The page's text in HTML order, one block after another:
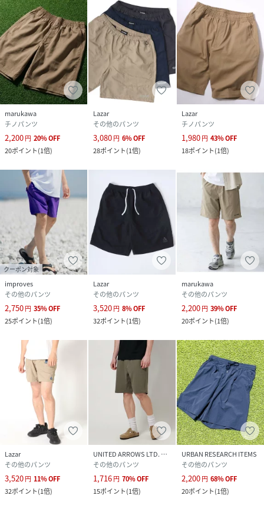
ル｡
ワンサイズアップのビッグシルエット､オーバーサイズで着
用すれば､旬なストリートスタイルに｡
■コーディネート
バレル･カーブパンツ､フレア･ブーツカットパンツ､ヴィンテ
ージ加工ワイドデニムパンツ､カーゴパンツ､ペインターパン
ツ､ベイカーパンツ､チノパン､スキニーパンツ､ナイロンパ
ンツ､スウェットパンツ､スラックスと共に､今期の人気アイ
テムとなるショートパンツ｡
レザージャケット､ミリタリージャケット､ワークジャケッ
Tシャツ､オンブレチェックシャツと合わた韓国系ストリート
スタイルはオススメ｡
トラックジャケット､コーチジャケット､スタジャン､ジャー
ジ､カレッジロゴ･リンガー･ラグランTシャツと合わせたスポ
ーツMIX古着系スタイルも◎
ブルゾン､ニット･セーター､カーディガン､ストライプシャツ
と合わせれば大人のキレイめカジュアルにも｡
ショート/短丈のスウェットダブルジップアップパーカー､ヘ
ンリーネックTシャツと合わせたY2Kファッションも人気｡
定番のデニムジャケット､ナイロンジャケット､アウトドアマ
ウンテンパーカー､総柄アロハシャツ､接触冷感･ドライTシャ
ツなどのベーシックアイテムとも相性抜群｡
ーデもイマドキです｡
靴はスニーカーやサンダルはもちろん､ローファーやブーツ
のような革靴でもOK｡
バックパック/リュック､ナップサック､トートバッグ､ショル
ダーバッグ､キャップ､バケットハット､ニットキャップ､チェ
ーンアクセ､サングラスなどの小物と合わせればワンランク上
のコーデが完成｡
メンズ､レディースを問わず､ユニセックスで着用可能｡
ギフトやペアコーデにもオススメなアイテムです｡
■お買い物をお楽しみいただく為に
ハートマークをクリック！
marukawa
チノパンツ
2,200円 20%OFF
20ポイント(1倍)
Lazar
その他のパンツ
3,080円 6%OFF
28ポイント(1倍)
Lazar
チノパンツ
1,980円 43%OFF
18ポイント(1倍)
クーポン対象
improves
その他のパンツ
2,750円 35%OFF
25ポイント(1倍)
Lazar
その他のパンツ
3,520円 8%OFF
32ポイント(1倍)
marukawa
その他のパンツ
2,200円 39%OFF
20ポイント(1倍)
Lazar
その他のパンツ
3,520円 11%OFF
32ポイント(1倍)
UNITED ARROWS LTD. OUTLET
その他のパンツ
1,716円 70%OFF
15ポイント(1倍)
URBAN RESEARCH ITEMS
その他のパンツ
2,200円 68%OFF
20ポイント(1倍)